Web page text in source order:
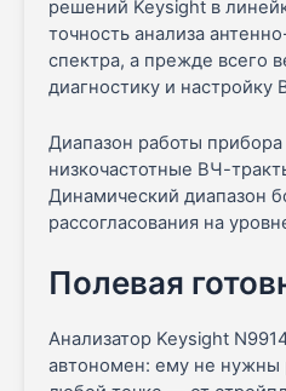
решений Keysight в
точность анализа
спектра, а прежде всего
диагностику и
Диапазон работы
низкочастотные ВЧ-
Динамический диапазон
рассогласования на
Полевая
Анализатор Keysight
автономен: ему не нужны